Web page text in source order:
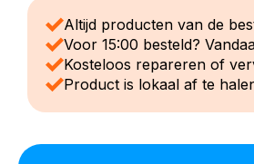
Altijd producten van de
Voor 15:00 besteld?
Kosteloos repareren of
Product is lokaal af te